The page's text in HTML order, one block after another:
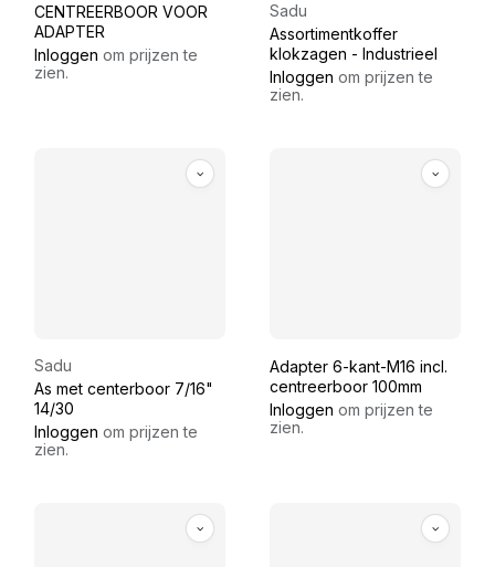
CENTREERBOOR VOOR
ADAPTER
Inloggen om prijzen te
zien.
Sadu
Assortimentkoffer
klokzagen - Industrieel
Inloggen om prijzen te
zien.
Sadu
As met centerboor 7/16"
14/30
Inloggen om prijzen te
zien.
Adapter 6-kant-M16 incl.
centreerboor 100mm
Inloggen om prijzen te
zien.